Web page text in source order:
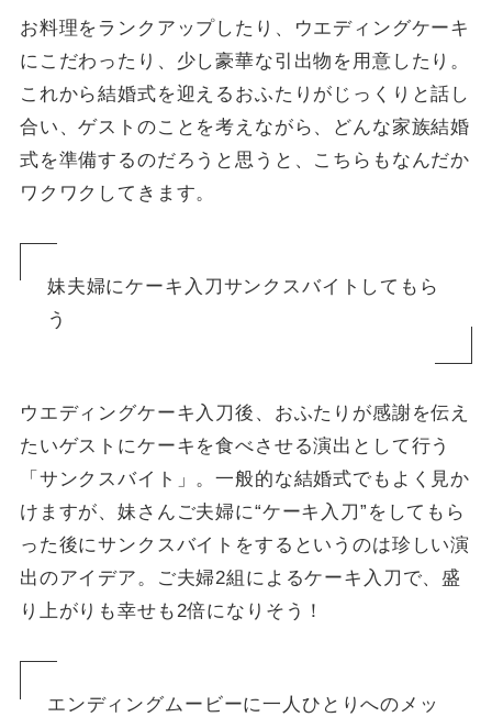
お料理をランクアップしたり、ウエディングケーキ
にこだわったり、少し豪華な引出物を用意したり。
これから結婚式を迎えるおふたりがじっくりと話し
合い、ゲストのことを考えながら、どんな家族結婚
式を準備するのだろうと思うと、こちらもなんだか
ワクワクしてきます。
妹夫婦にケーキ入刀サンクスバイトしてもら
う
ウエディングケーキ入刀後、おふたりが感謝を伝え
たいゲストにケーキを食べさせる演出として行う
「サンクスバイト」。一般的な結婚式でもよく見か
けますが、妹さんご夫婦に“ケーキ入刀”をしてもら
った後にサンクスバイトをするというのは珍しい演
出のアイデア。ご夫婦2組によるケーキ入刀で、盛
り上がりも幸せも2倍になりそう！
エンディングムービーに一人ひとりへのメッ